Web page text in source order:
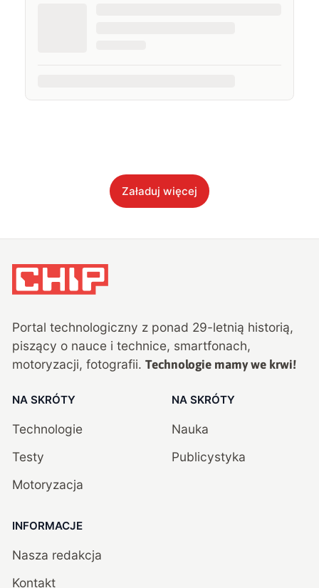
Załaduj więcej
Portal technologiczny z ponad 29-letnią historią,
piszący o nauce i technice, smartfonach,
motoryzacji, fotografii. Technologie mamy we krwi!
NA SKRÓTY
Technologie
Testy
Motoryzacja
NA SKRÓTY
Nauka
Publicystyka
INFORMACJE
Nasza redakcja
Kontakt